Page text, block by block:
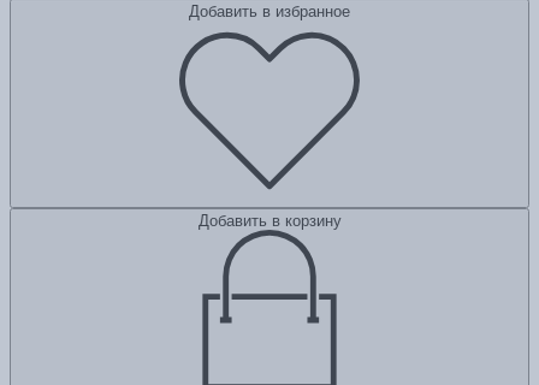
Добавить в избранное
Добавить в корзину